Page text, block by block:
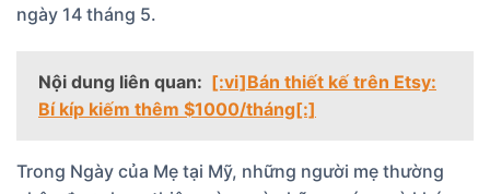
ngày 14 tháng 5.
Nội dung liên quan: [:vi]Bán thiết kế trên Etsy:
Bí kíp kiếm thêm $1000/tháng[:]
Trong Ngày của Mẹ tại Mỹ, những người mẹ thường